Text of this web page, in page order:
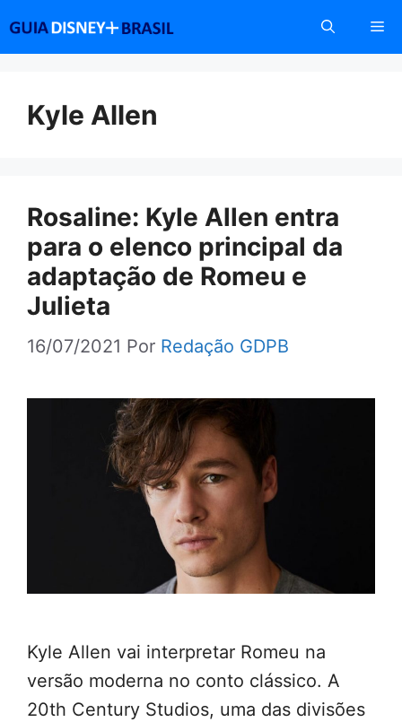
conteúdo
Kyle Allen
Rosaline: Kyle Allen entra
para o elenco principal da
adaptação de Romeu e
Julieta
16/07/2021 Por Redação GDPB
Kyle Allen vai interpretar Romeu na
versão moderna no conto clássico. A
20th Century Studios, uma das divisões